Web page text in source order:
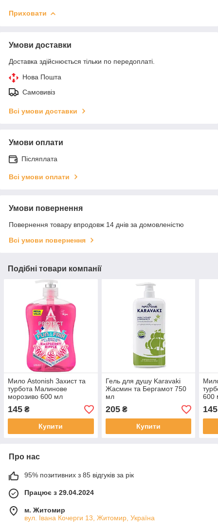
Приховати
Умови доставки
Доставка здійснюється тільки по передоплаті.
Нова Пошта
Самовивіз
Всі умови доставки
Умови оплати
Післяплата
Всі умови оплати
Умови повернення
Повернення товару впродовж 14 днів за домовленістю
Всі умови повернення
Подібні товари компанії
Мило Astonish Захист та
турбота Малинове
морозиво 600 мл
145 ₴
Купити
Гель для душу Karavaki
Жасмин та Бергамот 750
мл
205₴
Купити
600
145
Про нас
95% позитивних з 85 відгуків за рік
Працює з 29.04.2024
м. Житомир
вул. Івана Кочерги 13, Житомир, Україна